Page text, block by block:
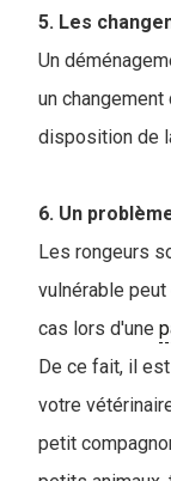
5. Les
Un
un changement
disposition de
6. Un
Les rongeurs
vulnérable
cas lors d'une
De ce fait, il
votre
petit